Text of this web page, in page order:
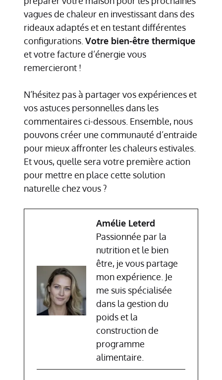
vagues de chaleur en investissant dans des
rideaux adaptés et en testant différentes
configurations.Votre bien-être thermique
et votre facture d’énergie vous
remercieront !
N’hésitez pas à partager vos expériences et
vos astuces personnelles dans les
commentaires ci-dessous. Ensemble, nous
pouvons créer une communauté d’entraide
pour mieux affronter les chaleurs estivales.
Et vous, quelle sera votre première action
pour mettre en place cette solution
naturelle chez vous ?
Amélie Leterd
Passionnée par la
nutrition et le bien
être, je vous partage
mon expérience. Je
me suis spécialisée
dans la gestion du
poids et la
construction de
programme
alimentaire.